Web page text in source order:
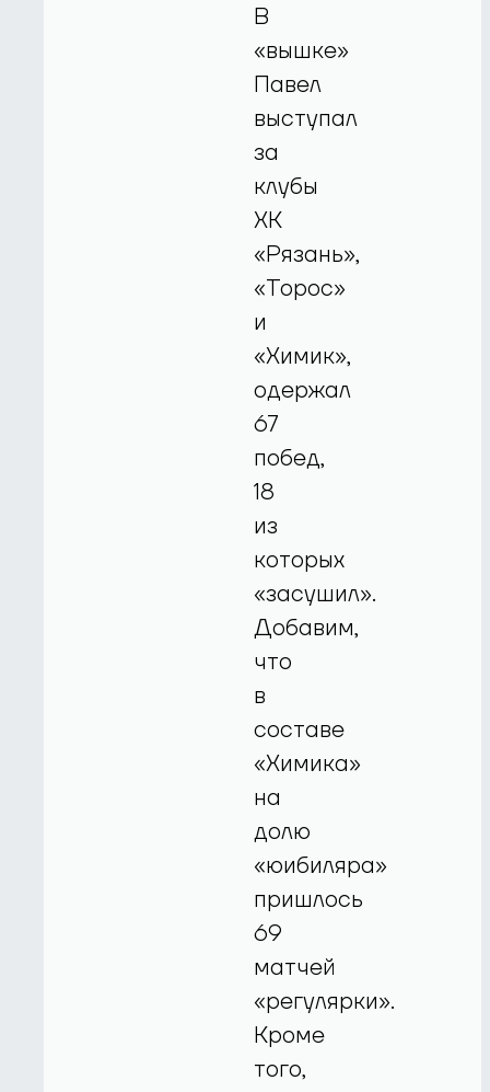
В
«вышке»
Павел
выступал
за
клубы
ХК
«Рязань»,
«Торос»
и
«Химик»,
одержал
67
побед,
18
из
которых
«засушил».
Добавим,
что
в
составе
«Химика»
на
долю
«юибиляра»
пришлось
69
матчей
«регулярки».
Кроме
того,